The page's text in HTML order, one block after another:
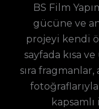
BS Film
gücüne ve
projeyi kendi
sayfada kısa
sıra fragmanlar,